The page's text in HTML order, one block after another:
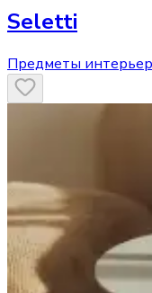
Seletti
Предметы